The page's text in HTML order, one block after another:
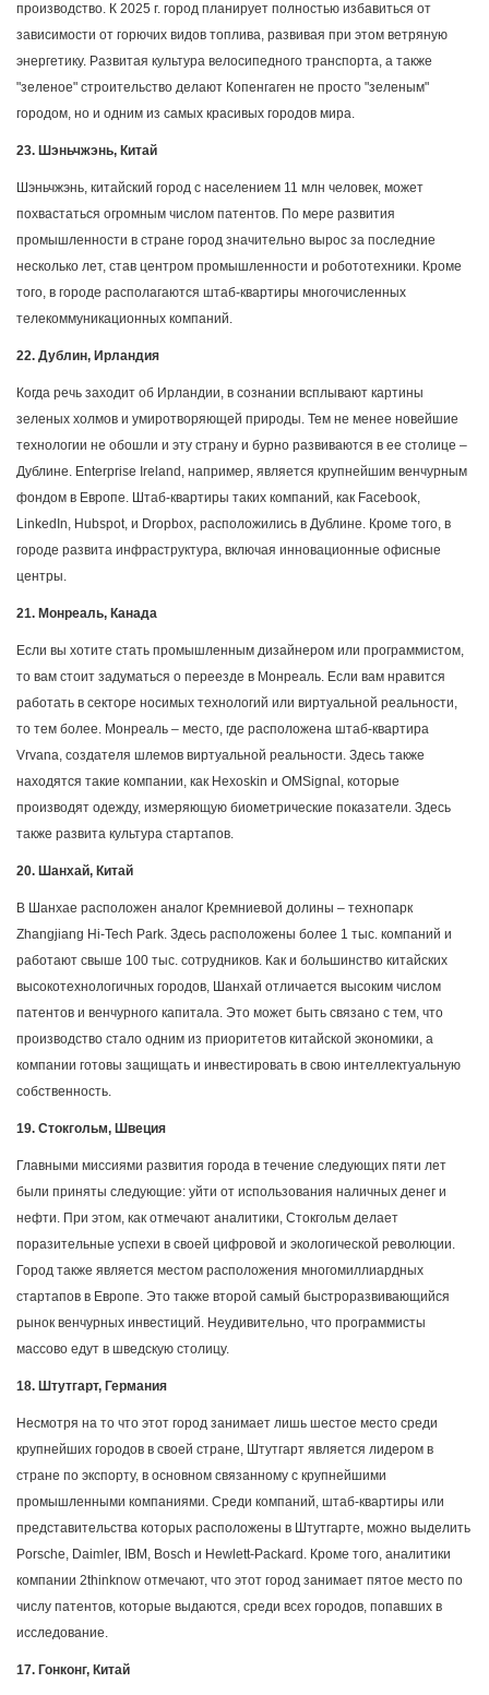
производство. К 2025 г. город планирует полностью избавиться от
зависимости от горючих видов топлива, развивая при этом ветряную
энергетику. Развитая культура велосипедного транспорта, а также
"зеленое" строительство делают Копенгаген не просто "зеленым"
городом, но и одним из самых красивых городов мира.
23. Шэньчжэнь, Китай
Шэньчжэнь, китайский город с населением 11 млн человек, может
похвастаться огромным числом патентов. По мере развития
промышленности в стране город значительно вырос за последние
несколько лет, став центром промышленности и робототехники. Кроме
того, в городе располагаются штаб-квартиры многочисленных
телекоммуникационных компаний.
22. Дублин, Ирландия
Когда речь заходит об Ирландии, в сознании всплывают картины
зеленых холмов и умиротворяющей природы. Тем не менее новейшие
технологии не обошли и эту страну и бурно развиваются в ее столице –
Дублине. Enterprise Ireland, например, является крупнейшим венчурным
фондом в Европе. Штаб-квартиры таких компаний, как Facebook,
LinkedIn, Hubspot, и Dropbox, расположились в Дублине. Кроме того, в
городе развита инфраструктура, включая инновационные офисные
центры.
21. Монреаль, Канада
Если вы хотите стать промышленным дизайнером или программистом,
то вам стоит задуматься о переезде в Монреаль. Если вам нравится
работать в секторе носимых технологий или виртуальной реальности,
то тем более. Монреаль – место, где расположена штаб-квартира
Vrvana, создателя шлемов виртуальной реальности. Здесь также
находятся такие компании, как Hexoskin и OMSignal, которые
производят одежду, измеряющую биометрические показатели. Здесь
также развита культура стартапов.
20. Шанхай, Китай
В Шанхае расположен аналог Кремниевой долины – технопарк
Zhangjiang Hi-Tech Park. Здесь расположены более 1 тыс. компаний и
работают свыше 100 тыс. сотрудников. Как и большинство китайских
высокотехнологичных городов, Шанхай отличается высоким числом
патентов и венчурного капитала. Это может быть связано с тем, что
производство стало одним из приоритетов китайской экономики, а
компании готовы защищать и инвестировать в свою интеллектуальную
собственность.
19. Стокгольм, Швеция
Главными миссиями развития города в течение следующих пяти лет
были приняты следующие: уйти от использования наличных денег и
нефти. При этом, как отмечают аналитики, Стокгольм делает
поразительные успехи в своей цифровой и экологической революции.
Город также является местом расположения многомиллиардных
стартапов в Европе. Это также второй самый быстроразвивающийся
рынок венчурных инвестиций. Неудивительно, что программисты
массово едут в шведскую столицу.
18. Штутгарт, Германия
Несмотря на то что этот город занимает лишь шестое место среди
крупнейших городов в своей стране, Штутгарт является лидером в
стране по экспорту, в основном связанному с крупнейшими
промышленными компаниями. Среди компаний, штаб-квартиры или
представительства которых расположены в Штутгарте, можно выделить
Porsche, Daimler, IBM, Bosch и Hewlett-Packard. Кроме того, аналитики
компании 2thinknow отмечают, что этот город занимает пятое место по
числу патентов, которые выдаются, среди всех городов, попавших в
исследование.
17. Гонконг, Китай